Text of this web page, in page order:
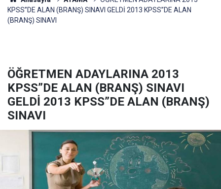
KPSS”DE ALAN (BRANŞ) SINAVI GELDİ 2013 KPSS”DE ALAN
(BRANŞ) SINAVI
ÖĞRETMEN ADAYLARINA 2013
KPSS”DE ALAN (BRANŞ) SINAVI
GELDİ 2013 KPSS”DE ALAN (BRANŞ)
SINAVI